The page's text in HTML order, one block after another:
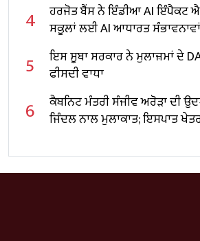
4
ਹਰਜੋਤ ਬੈਂਸ ਨੇ ਇੰਡੀਆ AI ਇੰਪੈਕਟ
ਸਕੂਲਾਂ ਲਈ AI ਆਧਾਰਤ
5
ਇਸ ਸੂਬਾ ਸਰਕਾਰ ਨੇ ਮੁਲਾਜ਼ਮਾਂ ਦੇ DA
ਫੀਸਦੀ ਵਾਧਾ
6
ਕੈਬਨਿਟ ਮੰਤਰੀ ਸੰਜੀਵ ਅਰੋੜਾ ਦੀ
ਜਿੰਦਲ ਨਾਲ ਮੁਲਾਕਾਤ; ਇਸਪਾਤ ਖੇਤਰ